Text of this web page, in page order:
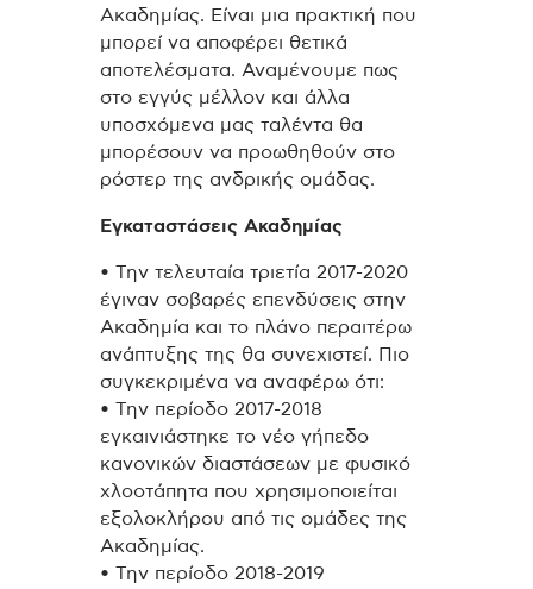
Ακαδημίας. Είναι μια πρακτική που
μπορεί να αποφέρει θετικά
αποτελέσματα. Αναμένουμε πως
στο εγγύς μέλλον και άλλα
υποσχόμενα μας ταλέντα θα
μπορέσουν να προωθηθούν στο
ρόστερ της ανδρικής ομάδας.
Εγκαταστάσεις Ακαδημίας
• Την τελευταία τριετία 2017-2020
έγιναν σοβαρές επενδύσεις στην
Ακαδημία και το πλάνο περαιτέρω
ανάπτυξης της θα συνεχιστεί. Πιο
συγκεκριμένα να αναφέρω ότι:
• Την περίοδο 2017-2018
εγκαινιάστηκε το νέο γήπεδο
κανονικών διαστάσεων με φυσικό
χλοοτάπητα που χρησιμοποιείται
εξολοκλήρου από τις ομάδες της
Ακαδημίας.
• Την περίοδο 2018-2019